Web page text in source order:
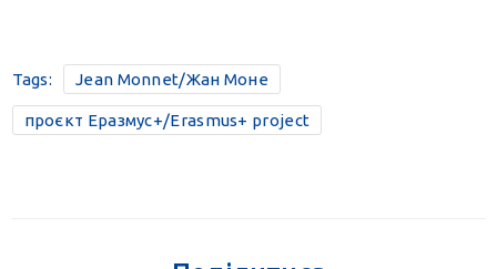
Tags: Jean Monnet/Жан Моне
проєкт Еразмус+/Erasmus+ project